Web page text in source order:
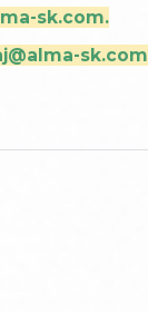
sk.com.
sk.com